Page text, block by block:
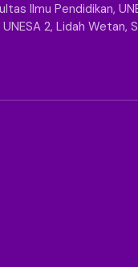
Ilmu Pendidikan,
2, Lidah Wetan,